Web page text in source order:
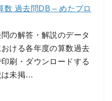
数 過去問DB – めたブロ
の解答・解説のデータ
ける各年度の算数過去
刷・ダウンロードする
は未掲…